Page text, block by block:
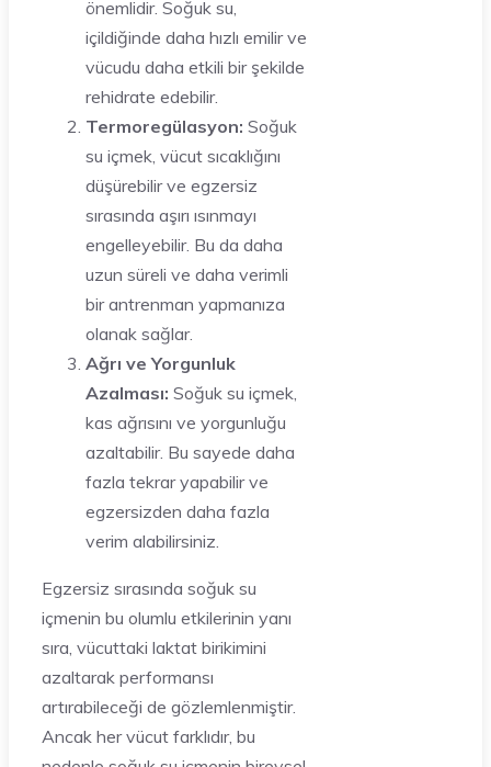
önemlidir. Soğuk su,
içildiğinde daha hızlı emilir ve
vücudu daha etkili bir şekilde
rehidrate edebilir.
Termoregülasyon: Soğuk
su içmek, vücut sıcaklığını
düşürebilir ve egzersiz
sırasında aşırı ısınmayı
engelleyebilir. Bu da daha
uzun süreli ve daha verimli
bir antrenman yapmanıza
olanak sağlar.
Ağrı ve Yorgunluk
Azalması: Soğuk su içmek,
kas ağrısını ve yorgunluğu
azaltabilir. Bu sayede daha
fazla tekrar yapabilir ve
egzersizden daha fazla
verim alabilirsiniz.
Egzersiz sırasında soğuk su
içmenin bu olumlu etkilerinin yanı
sıra, vücuttaki laktat birikimini
azaltarak performansı
artırabileceği de gözlemlenmiştir.
Ancak her vücut farklıdır, bu